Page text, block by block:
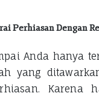
Perhiasan Dengan
Anda hanya
yang
Karena